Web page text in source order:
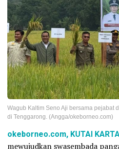
Wagub Kaltim Seno Aji bersama pejabat
di Tenggarong. (Angga/okeborneo.com)
okeborneo.com, KUTAI
mewujudkan swasembada